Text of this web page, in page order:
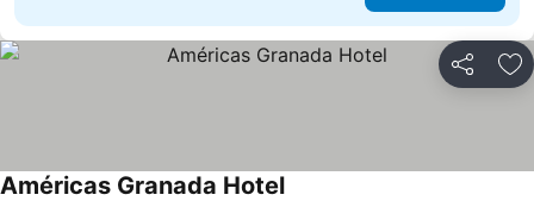
Partilhar
Américas Granada Hotel